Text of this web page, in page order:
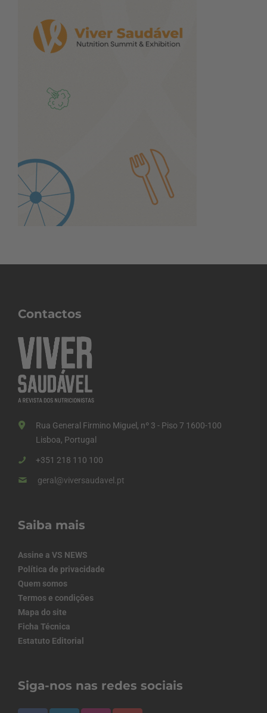
Contactos
Rua General Firmino Miguel, nº 3 - Piso 7 1600-100
Lisboa, Portugal
+351 218 110 100
geral@viversaudavel.pt
Saiba mais
Assine a VS NEWS
Política de privacidade
Quem somos
Termos e condições
Mapa do site
Ficha Técnica
Estatuto Editorial
Siga-nos nas redes sociais